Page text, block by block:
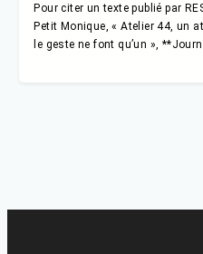
Pour citer un texte publié par
Petit Monique, « Atelier 44, un
le geste ne font qu’un »,